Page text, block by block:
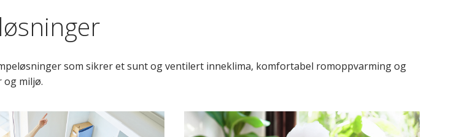
som sikrer et sunt og ventilert inneklima, komfortabel romoppvarming og
og miljø.